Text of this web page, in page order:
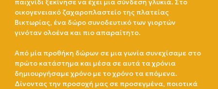
παιχνίδι ξεκίνησε να έχει μια σύνδεση γλυκιά. Στο
οικογενειακό ζαχαροπλαστείο της πλατείας
Βικτωρίας, ένα δώρο συνοδευτικό των γιορτών
γινόταν ολοένα και πιο απαραίτητο.
Από μία προθήκη δώρων σε μια γωνία συνεχίσαμε στο
πρώτο κατάστημα και μέσα σε αυτά τα χρόνια
δημιουργήσαμε χρόνο με το χρόνο τα επόμενα.
Δίνοντας την προσοχή μας σε προσεγμένα, ποιοτικά